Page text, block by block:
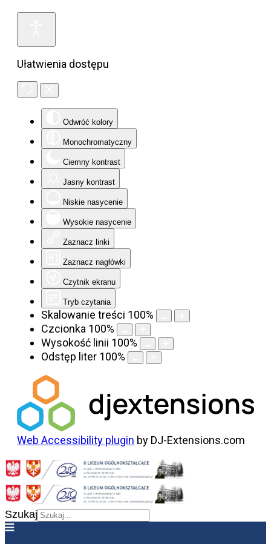
Ułatwienia dostępu
Odwróć kolory
Monochromatyczny
Ciemny kontrast
Jasny kontrast
Niskie nasycenie
Wysokie nasycenie
Zaznacz linki
Zaznacz nagłówki
Czytnik ekranu
Tryb czytania
Skalowanie treści 100%
Czcionka 100%
Wysokość linii 100%
Odstęp liter 100%
Web Accessibility plugin by DJ-Extensions.com
Szukaj